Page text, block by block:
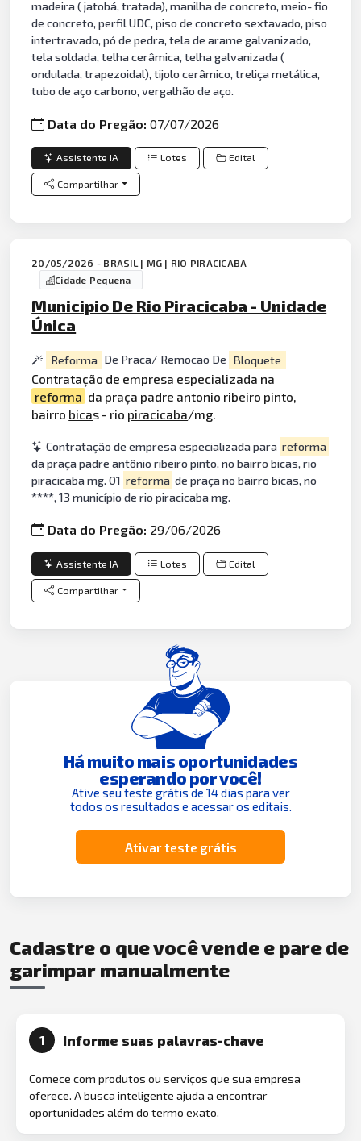
madeira ( jatobá, tratada), manilha de concreto, meio- fio
de concreto, perfil UDC, piso de concreto sextavado, piso
intertravado, pó de pedra, tela de arame galvanizado,
tela soldada, telha cerâmica, telha galvanizada (
ondulada, trapezoidal), tijolo cerâmico, treliça metálica,
tubo de aço carbono, vergalhão de aço.
Data do Pregão:07/07/2026
Assistente IA Lotes Edital
Compartilhar
20/05/2026 - BRASIL | MG | RIO PIRACICABA
Cidade Pequena
Municipio De Rio Piracicaba - Unidade
Única
Reforma De Praca/ Remocao De Bloquete
Contratação de empresa especializada na
reforma da praça padre antonio ribeiro pinto,
bairro bicas - rio piracicaba/mg.
Contratação de empresa especializada para reforma
da praça padre antônio ribeiro pinto, no bairro bicas, rio
piracicaba mg. 01 reforma de praça no bairro bicas, no
****, 13 município de rio piracicaba mg.
Data do Pregão: 29/06/2026
Assistente IA Lotes Edital
Compartilhar
Há muito mais oportunidades
esperando por você!
Ative seu teste grátis de 14 dias para ver
todos os resultados e acessar os editais.
Ativar teste grátis
Cadastre o que você vende e pare de
garimpar manualmente
1 Informe suas palavras-chave
Comece com produtos ou serviços que sua empresa
oferece. A busca inteligente ajuda a encontrar
oportunidades além do termo exato.